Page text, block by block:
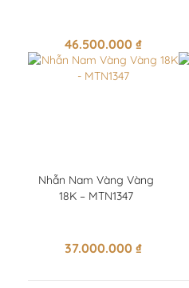
46.500.000 ₫
Nhẫn Nam Vàng Vàng
18K – MTN1347
37.000.000 ₫